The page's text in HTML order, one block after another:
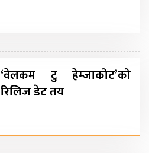
‘वेलकम टु हेम्जाकोट’को
रिलिज डेट तय